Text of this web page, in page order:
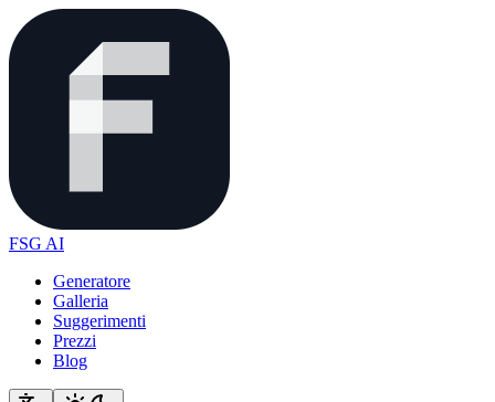
FSG AI
Generatore
Galleria
Suggerimenti
Prezzi
Blog